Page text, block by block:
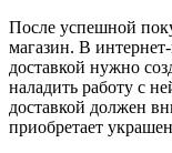
После успешной
магазин. В
доставкой нужно
наладить работу с
доставкой должен
приобретает